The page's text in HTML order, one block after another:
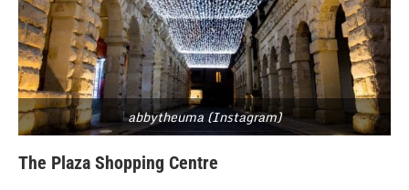
abbytheuma (Instagram)
The Plaza Shopping Centre